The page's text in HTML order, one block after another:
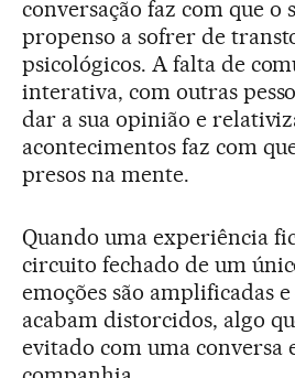
conversação faz com que o
propenso a sofrer de
psicológicos. A falta de
interativa, com outras
dar a sua opinião e
acontecimentos faz com
presos na mente.
Quando uma experiência
circuito fechado de um
emoções são amplificadas
acabam distorcidos, algo
evitado com uma conversa